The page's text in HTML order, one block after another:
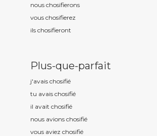
nous chosifierons
vous chosifierez
ils chosifieront
Plus-que-parfait
j'avais chosifié
tu avais chosifié
il avait chosifié
nous avions chosifié
vous aviez chosifié